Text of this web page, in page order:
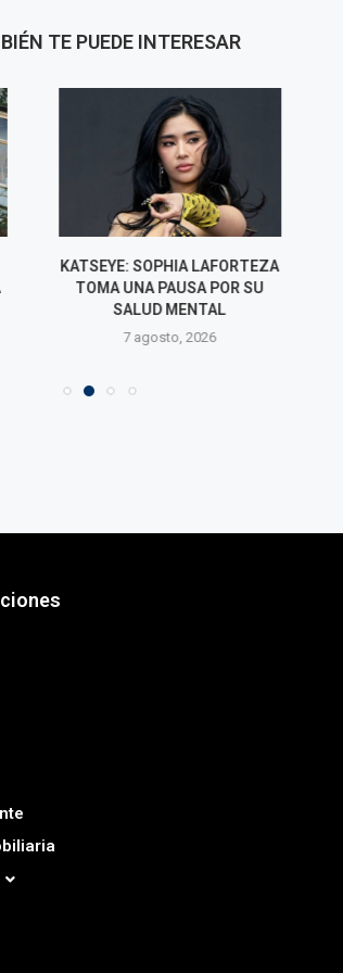
TE PUEDE INTERESAR
KATSEYE: SOPHIA LAFORTEZA
TOMA UNA PAUSA POR SU
SALUD MENTAL
7 agosto, 2026
SODA
SONAR EN
MANERA